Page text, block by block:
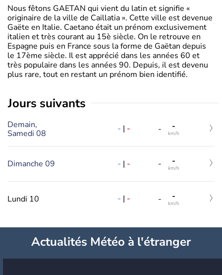
Nous fêtons GAETAN qui vient du latin et signifie «
originaire de la ville de Caillatia ». Cette ville est devenue
Gaëte en Italie. Caetano était un prénom exclusivement
italien et très courant au 15è siècle. On le retrouve en
Espagne puis en France sous la forme de Gaëtan depuis
le 17ème siècle. Il est apprécié dans les années 60 et
très populaire dans les années 90. Depuis, il est devenu
plus rare, tout en restant un prénom bien identifié.
jours suivants
Demain,
Samedi 08
- | - - -
km/h
Dimanche 09 - | - - -
km/h
Lundi 10 - | - - -
km/h
Actualités Météo à l'étranger